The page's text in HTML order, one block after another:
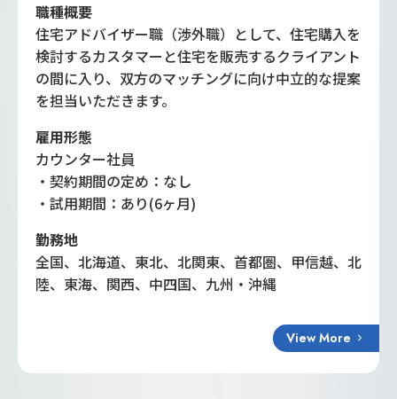
職種概要
住宅アドバイザー職（渉外職）として、住宅購入を
検討するカスタマーと住宅を販売するクライアント
の間に入り、双方のマッチングに向け中立的な提案
を担当いただきます。
雇用形態
カウンター社員
・契約期間の定め：なし
・試用期間：あり(6ヶ月)
勤務地
全国、北海道、東北、北関東、首都圏、甲信越、北
陸、東海、関西、中四国、九州・沖縄
View More